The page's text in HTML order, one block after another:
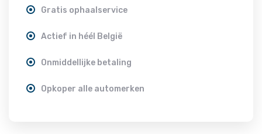
Gratis ophaalservice
Actief in héél België
Onmiddellijke betaling
Opkoper alle automerken